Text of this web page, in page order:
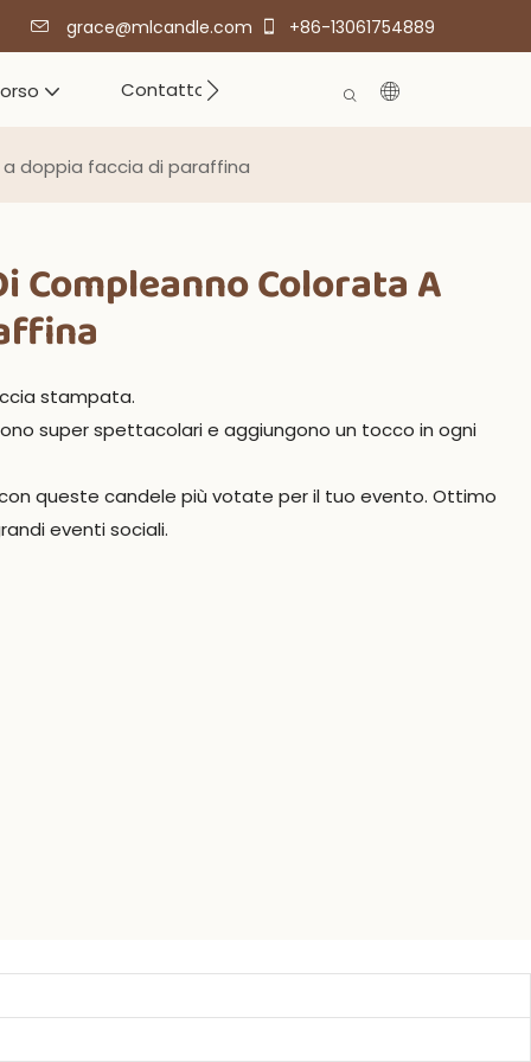
grace@mlcandle.com +86-13061754889
Contatto
doppia faccia di paraffina
Compleanno Colorata A
stampata.
super spettacolari e aggiungono un tocco in ogni
queste candele più votate per il tuo evento. Ottimo
eventi sociali.